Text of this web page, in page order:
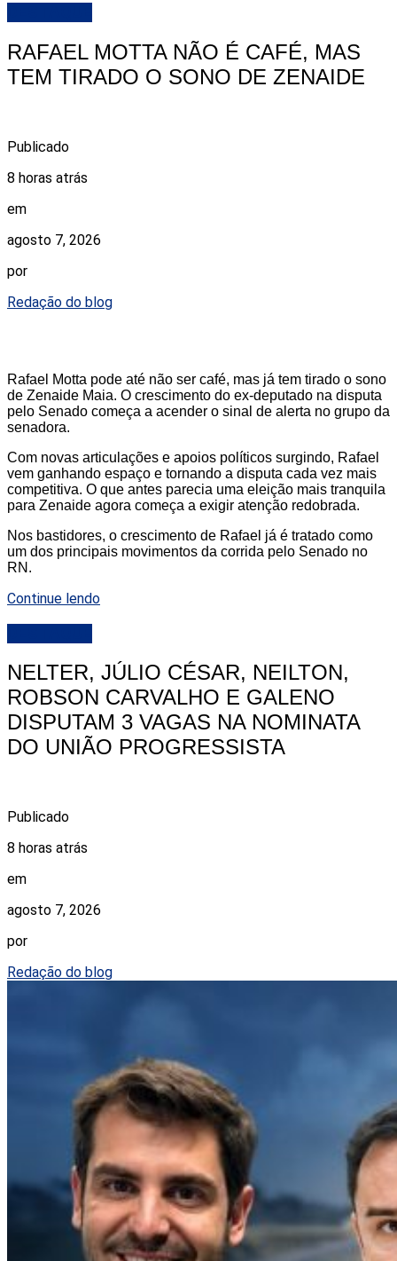
RAFAEL MOTTA NÃO É CAFÉ, MAS
TEM TIRADO O SONO DE ZENAIDE
Publicado
8 horas atrás
em
agosto 7, 2026
por
Redação do blog
Rafael Motta pode até não ser café, mas já tem tirado o sono
de Zenaide Maia. O crescimento do ex-deputado na disputa
pelo Senado começa a acender o sinal de alerta no grupo da
senadora.
Com novas articulações e apoios políticos surgindo, Rafael
vem ganhando espaço e tornando a disputa cada vez mais
competitiva. O que antes parecia uma eleição mais tranquila
para Zenaide agora começa a exigir atenção redobrada.
Nos bastidores, o crescimento de Rafael já é tratado como
um dos principais movimentos da corrida pelo Senado no
RN.
Continue lendo
NELTER, JÚLIO CÉSAR, NEILTON,
ROBSON CARVALHO E GALENO
DISPUTAM 3 VAGAS NA NOMINATA
DO UNIÃO PROGRESSISTA
Publicado
8 horas atrás
em
agosto 7, 2026
por
Redação do blog